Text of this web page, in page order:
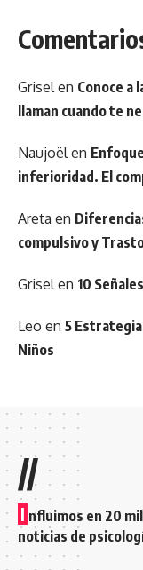
Grisel en Conoce a
llaman cuando te
Naujoël en
inferioridad. El
Areta en
compulsivo y
Grisel en 10
Leo en 5
Niños
//
I nfluimos en 20
noticias de